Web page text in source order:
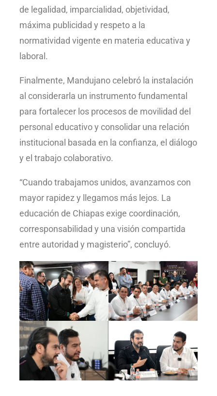
de legalidad, imparcialidad, objetividad,
máxima publicidad y respeto a la
normatividad vigente en materia educativa y
laboral.
Finalmente, Mandujano celebró la instalación
al considerarla un instrumento fundamental
para fortalecer los procesos de movilidad del
personal educativo y consolidar una relación
institucional basada en la confianza, el diálogo
y el trabajo colaborativo.
“Cuando trabajamos unidos, avanzamos con
mayor rapidez y llegamos más lejos. La
educación de Chiapas exige coordinación,
corresponsabilidad y una visión compartida
entre autoridad y magisterio”, concluyó.